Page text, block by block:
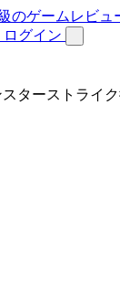
ログイン
ターストライ